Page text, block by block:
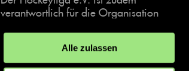
Alle zulassen
verantwortlich für die Organisation
Events, der deutschen Hockey-
Meisterschaften.